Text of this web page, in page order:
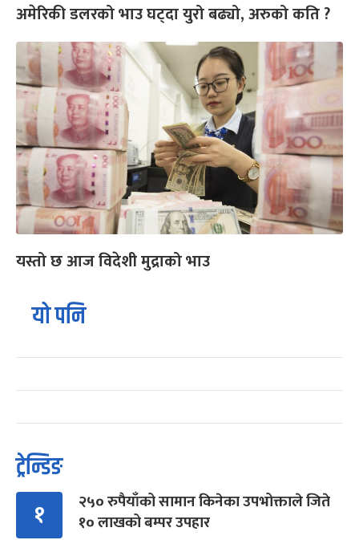
अमेरिकी डलरको भाउ घट्दा युरो बढ्यो, अरुको कति ?
यस्तो छ आज विदेशी मुद्राको भाउ
यो पनि
ट्रेन्डिङ
१
२५० रुपैयाँको सामान किनेका उपभोक्ताले जिते
१० लाखको बम्पर उपहार